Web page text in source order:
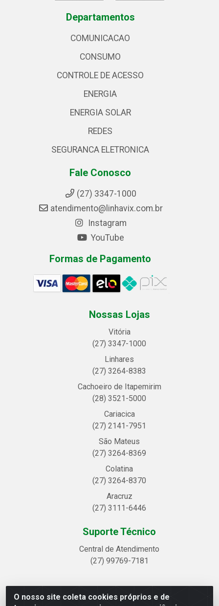
O nosso site coleta cookies próprios e de
Departamentos
COMUNICACAO
CONSUMO
CONTROLE DE ACESSO
ENERGIA
ENERGIA SOLAR
REDES
SEGURANCA ELETRONICA
Fale Conosco
(27) 3347-1000
atendimento@linhavix.com.br
Instagram
YouTube
Formas de Pagamento
Nossas Lojas
Vitória
(27) 3347-1000
Linhares
(27) 3264-8383
Cachoeiro de Itapemirim
(28) 3521-5000
Cariacica
(27) 2141-7951
São Mateus
(27) 3264-8369
Colatina
(27) 3264-8370
Aracruz
(27) 3111-6446
Suporte Técnico
Central de Atendimento
(27) 99769-7181
Linhavix Distribuidora LTDA - Avenida Alegre, 2521 -